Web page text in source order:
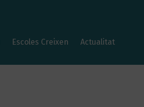
Escoles Creixen Actualitat